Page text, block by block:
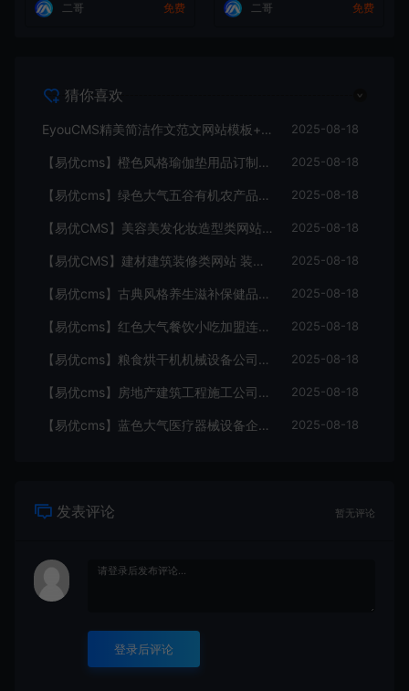
二哥 免费 二哥 免费
猜你喜欢
EyouCMS精美简洁作文范文网站模板+全部资源打包+采集发布 2025-08-18
【易优cms】橙色风格瑜伽垫用品订制厂家企业网站模板源码 带手机版 2025-08-18
【易优cms】绿色大气五谷有机农产品企业网站模板源码带手机版 2025-08-18
【易优CMS】美容美发化妆造型类网站 美容护肤类企业网站源码 2025-08-18
【易优CMS】建材建筑装修类网站 装修材料类企业网站源码模板 2025-08-18
【易优cms】古典风格养生滋补保健品鹿茸虫草企业网站模板源码带手机版 2025-08-18
【易优cms】红色大气餐饮小吃加盟连锁企业网站模板源码 带手机版 2025-08-18
【易优cms】粮食烘干机机械设备公司官网源码带手机版 2025-08-18
【易优cms】房地产建筑工程施工公司网站源码带手机版 2025-08-18
【易优cms】蓝色大气医疗器械设备企业网站源码带手机版 2025-08-18
发表评论 暂无评论
登录后评论